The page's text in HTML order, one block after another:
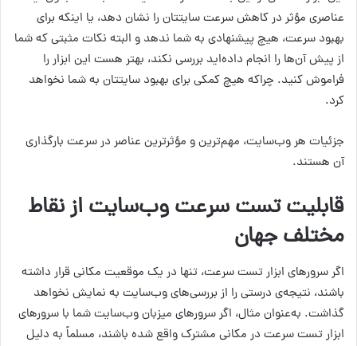
عناصری مؤثر در کاهش سرعت سایتتان را نشان دهد، یا اینکه برای
بهبود سرعت، هیچ پیشنهادی به شما ندهد و البته نکات مثبتی که شما
از پیش آن‌ها را انجام داده‌اید بررسی نکند، بهتر هست این ابزار را
فراموش کنید. چراکه هیچ کمکی برای بهبود سایتتان به شما نخواهد
کرد.
جزئیات هر وب‌سایت، مهم‌ترین و مؤثرترین عناصر در سرعت بارگذاری
آن هستند.
قابلیت تست سرعت وب‌سایت از نقاط
مختلف جهان
اگر سرورهای ابزار تست سرعت، تنها در یک موقعیت مکانی قرار داشته
باشند، نتیجه‌ی درستی را از بررسی‌های وب‌سایت به نمایش نخواهد
گذاشت. به‌عنوان مثال، اگر سرورهای میزبان وب‌سایت شما با سرورهای
ابزار تست سرعت در مکانی مشترک واقع شده باشند، مسلماً به دلیل